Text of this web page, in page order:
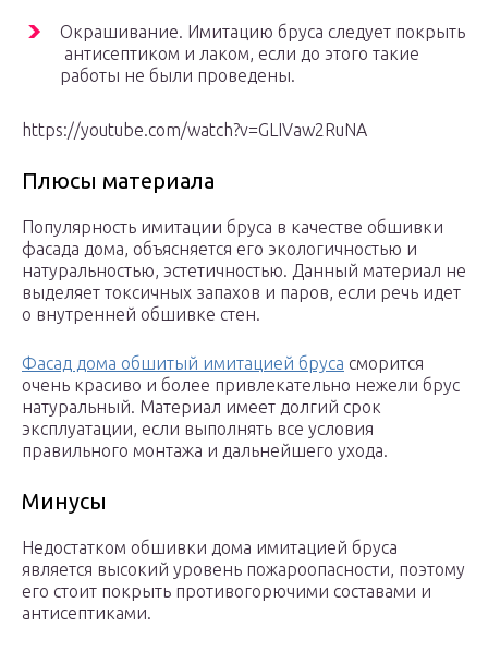
Окрашивание. Имитацию бруса следует покрыть
антисептиком и лаком, если до этого такие
работы не были проведены.
https://youtube.com/watch?v=GLIVaw2RuNA
Плюсы материала
Популярность имитации бруса в качестве обшивки
фасада дома, объясняется его экологичностью и
натуральностью, эстетичностью. Данный материал не
выделяет токсичных запахов и паров, если речь идет
о внутренней обшивке стен.
Фасад дома обшитый имитацией бруса сморится
очень красиво и более привлекательно нежели брус
натуральный. Материал имеет долгий срок
эксплуатации, если выполнять все условия
правильного монтажа и дальнейшего ухода.
Минусы
Недостатком обшивки дома имитацией бруса
является высокий уровень пожароопасности, поэтому
его стоит покрыть противогорючими составами и
антисептиками.